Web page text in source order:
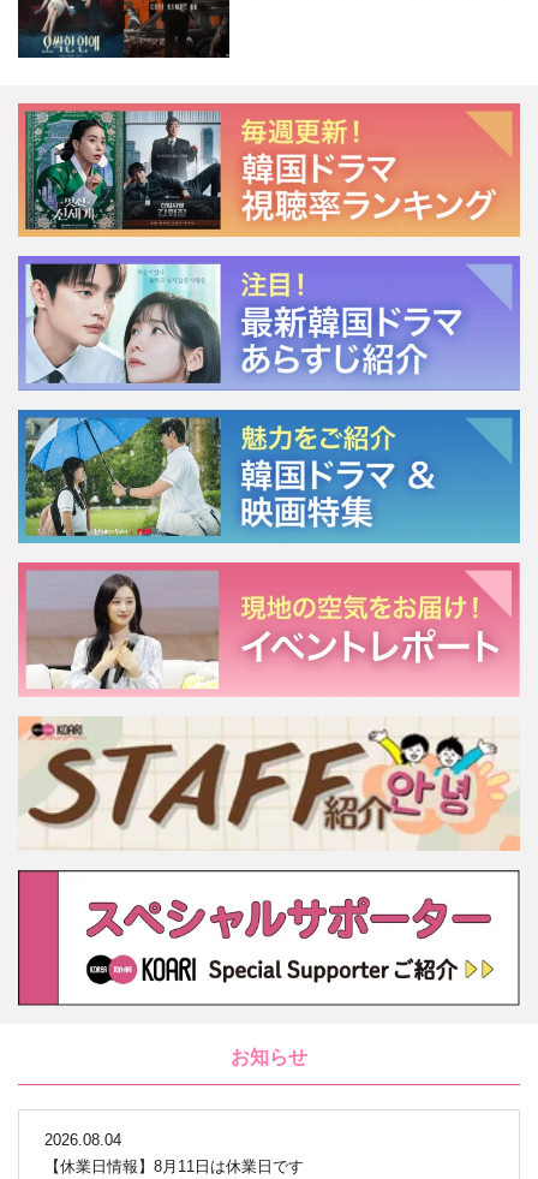
お知らせ
2026.08.04
【休業日情報】8月11日は休業日です